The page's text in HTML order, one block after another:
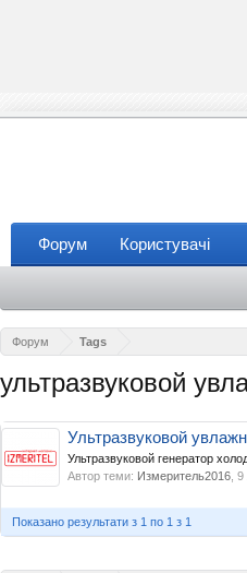
Форум Tags
ультразвуковой
Ультразвуковой
Ультразвуковой генератор
Автор теми: Измеритель2016 9
Показано результати з 1 по 1 з 1
Форум Користувачі